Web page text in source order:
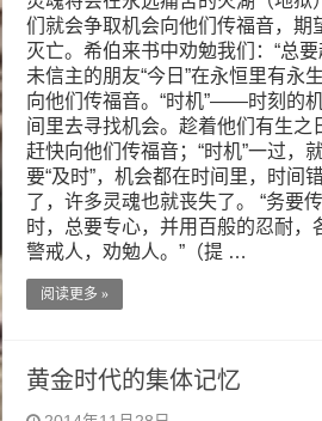
们就会争取机会向他们传福音，期
灭亡。希伯来书中劝勉我们：“总
未信主的朋友“今日”在永恒里有永
向他们传福音。“时机”——时刻的
间里去寻找机会。趁着他们有生之
赶快向他们传福音；“时机”一过，
要“及时”，机会都在时间里，时间
了，许多灵魂也就丧失了。 “务要
时，总要专心，并用百般的忍耐，
警戒人，劝勉人。”（提 …
阅读更多 »
黄金时代的集体记忆